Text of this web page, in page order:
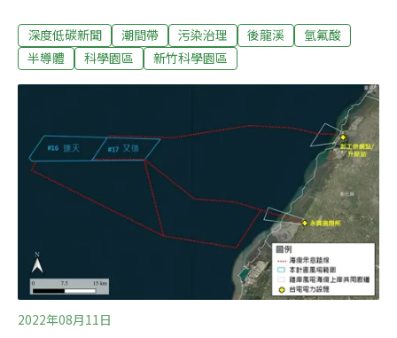
水排放口鄰近國家級重要濕地「西湖濕地」，也引發新一
波爭議。環保署昨（30）日辦理環差變更初審，專案小組
水、電資源增量原因，以及衍生的廢棄物增量因應對策。
在地農民憂科學園區帶來污染 連署要求污水專管入海竹科
銅鑼園區位於苗栗縣銅鑼鄉，總面積351.24公頃，緊鄰農
業區及石虎重要棲地，引進廠商以半導體、微機電、光
電、通訊、生物科技、電腦及周邊產業為主，目前核准20
家業者，有九家已開始營運。因應國內科技產業發展需
求，銅科曾在去年提出第五次環差，增加開發面積、規劃
引進更多廠商。不過，在環評審查過程中，卻因為進駐廠
商可能大幅增加毒性氣體氫氟酸，引起當地民眾
深度低碳新聞 潮間帶 污染治理 後龍溪
氫氟酸
半導體
科學園區 新竹科學園區
2022年08月11日